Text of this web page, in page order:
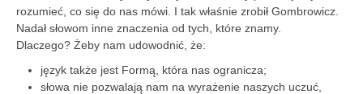
rozumieć, co się do nas mówi. I tak właśnie zrobił Gombrowicz.
Nadał słowom inne znaczenia od tych, które znamy.
Dlaczego? Żeby nam udowodnić, że:
język także jest Formą, która nas ogranicza;
słowa nie pozwalają nam na wyrażenie naszych uczuć,